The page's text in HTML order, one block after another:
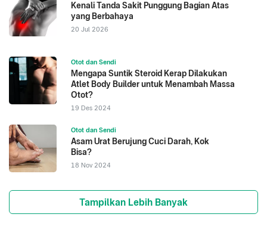
Kenali Tanda Sakit Punggung Bagian Atas
yang Berbahaya
20 Jul 2026
Otot dan Sendi
Mengapa Suntik Steroid Kerap Dilakukan
Atlet Body Builder untuk Menambah Massa
Otot?
19 Des 2024
Otot dan Sendi
Asam Urat Berujung Cuci Darah, Kok
Bisa?
18 Nov 2024
Tampilkan Lebih Banyak